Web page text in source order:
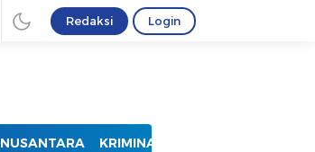
Redaksi Login
NUSANTARA KRIMINAL